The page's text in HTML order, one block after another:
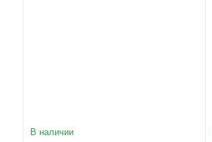
В наличии